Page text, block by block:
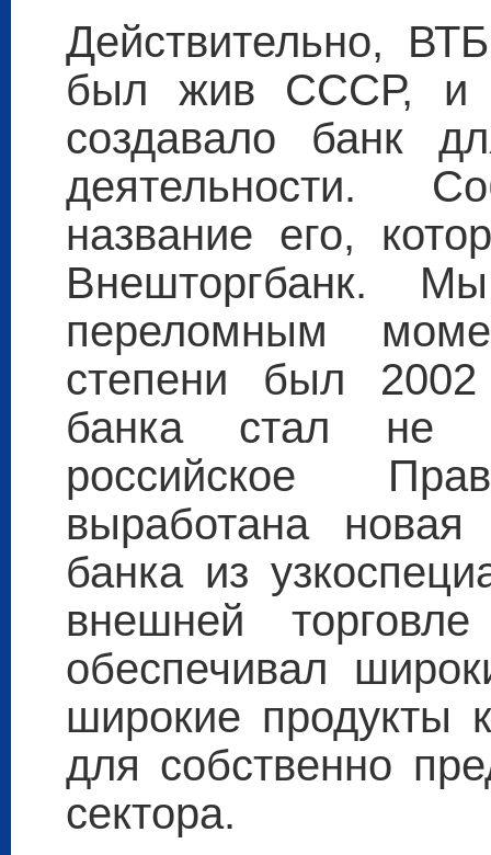
Действительно,
был жив СССР, и
создавало банк
деятельности.
название его,
Внешторгбанк.
переломным
степени был 2002
банка стал не
российское
выработана новая
банка из
внешней
обеспечивал
широкие продукты
для собственно
сектора.